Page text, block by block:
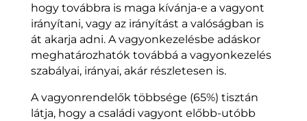
hogy továbbra is maga kívánja-e a vagyont
irányítani, vagy az irányítást a valóságban is
át akarja adni. A vagyonkezelésbe adáskor
meghatározhatók továbbá a vagyonkezelés
szabályai, irányai, akár részletesen is.
A vagyonrendelők többsége (65%) tisztán
látja, hogy a családi vagyont előbb-utóbb